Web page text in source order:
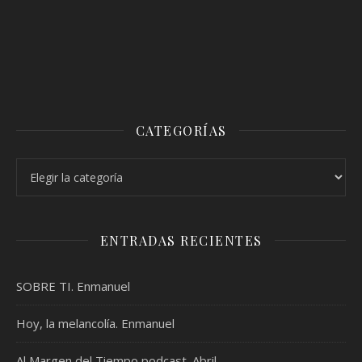
CATEGORÍAS
ENTRADAS RECIENTES
SOBRE TI. Enmanuel
Hoy, la melancolía. Enmanuel